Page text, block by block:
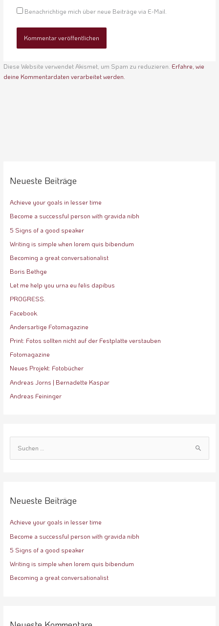
Benachrichtige mich über neue Beiträge via E-Mail.
Diese Website verwendet Akismet, um Spam zu reduzieren. Erfahre, wie
deine Kommentardaten verarbeitet werden.
Neueste Beiträge
Achieve your goals in lesser time
Become a successful person with gravida nibh
5 Signs of a good speaker
Writing is simple when lorem quis bibendum
Becoming a great conversationalist
Boris Bethge
Let me help you urna eu felis dapibus
PROGRESS.
Facebook.
Andersartige Fotomagazine
Print: Fotos sollten nicht auf der Festplatte verstauben
Fotomagazine
Neues Projekt: Fotobücher
Andreas Jorns | Bernadette Kaspar
Andreas Feininger
u
e
n
a
c
Neueste Beiträge
Achieve your goals in lesser time
Become a successful person with gravida nibh
5 Signs of a good speaker
Writing is simple when lorem quis bibendum
Becoming a great conversationalist